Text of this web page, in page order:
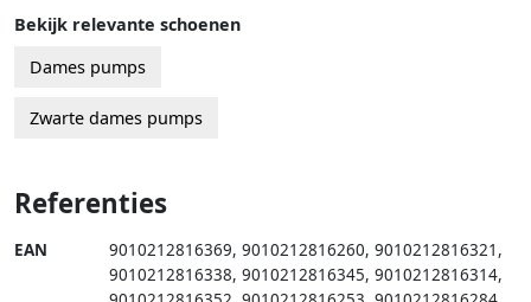
Bekijk relevante schoenen
Dames pumps
Zwarte dames pumps
Referenties
EAN 9010212816369, 9010212816260, 9010212816321 ,
9010212816338, 9010212816345, 9010212816314,